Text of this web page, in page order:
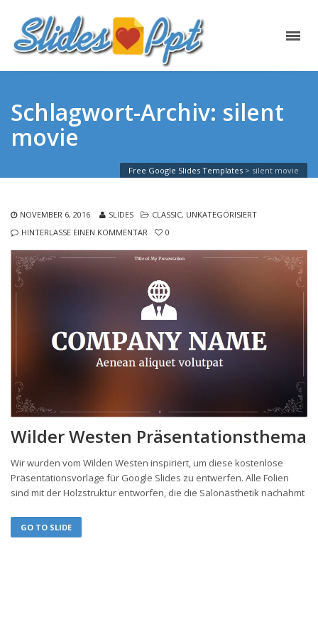
Schlagwort-Archiv: silent
movie
Free Google Slides Templates > silent movie
NOVEMBER 6, 2016 SLIDES CLASSIC, UNKATEGORISIERT
HINTERLASSE EINEN KOMMENTAR
0
Wilder Westen Präsentationsthema
Wir wurden vom Wilden Westen inspiriert, um diese kostenlose
Präsentationsvorlage für Google Slides zu entwerfen. Alle Folien
sind mit der Holzstruktur entworfen, die die Salonästhetik nachahmt
GO TO SLIDE